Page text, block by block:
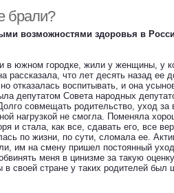
брали?
возможностями здоровья в
в южном городке, жили у женщины, у
что лет десять назад ее
отказалась воспитывать, и она
депутатом Совета народных
совмещать родительство, уход за
нагрузкой не смогла. Поменяла
и стала, как все, сдавать его, все
по жизни, по сути, сломала ее.
им на смену пришел постоянный уход
меня в цинизме за такую оценку
своей стране у таких родителей был